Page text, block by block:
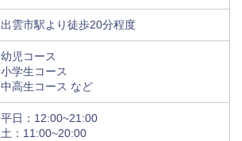
出雲市駅より徒歩20分程度
幼児コース
小学生コース
中高生コース など
平日：12:00~21:00
土：11:00~20:00